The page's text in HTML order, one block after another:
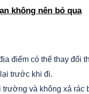
không nên bỏ qua
điểm có thể thay đổi
trước khi đi.
trường và không xả rác